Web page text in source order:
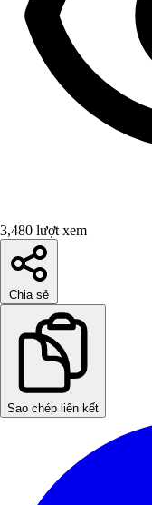
3,480 lượt xem
Chia sẻ
Sao chép liên kết